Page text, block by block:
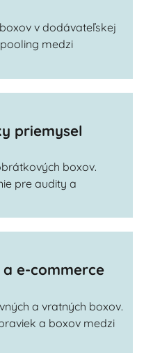
v dodávateľskej
medzi
priemysel
boxov.
pre audity a
e-commerce
a vratných boxov.
a boxov medzi